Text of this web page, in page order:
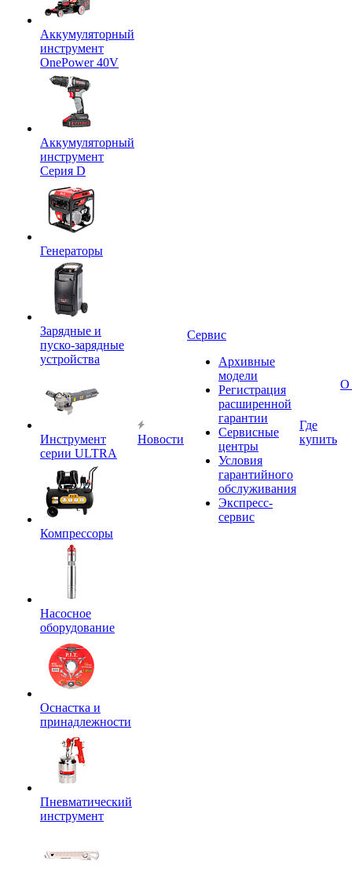
Аккумуляторный
инструмент
OnePower 40V
Аккумуляторный
инструмент
Серия D
Генераторы
Зарядные и
пуско-зарядные
устройства
Инструмент
серии ULTRA
Компрессоры
Насосное
оборудование
Оснастка и
принадлежности
Пневматический
инструмент
Новости
Сервис
Архивные
модели
Регистрация
расширенной
гарантии
Сервисные
центры
Условия
гарантийного
обслуживания
Экспресс-
сервис
Где
купить
О